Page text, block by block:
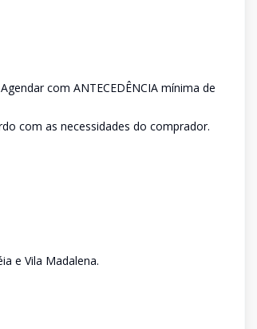
com ANTECEDÊNCIA mínima de
com as necessidades do comprador.
e Vila Madalena.